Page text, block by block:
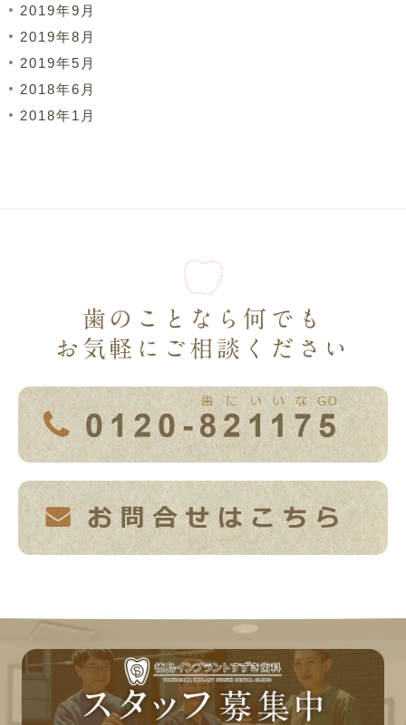
2019年9月
2019年8月
2019年5月
2018年6月
2018年1月
歯のことなら何でも
お気軽にご相談ください